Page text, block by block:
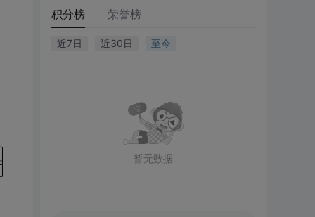
积分榜 荣誉榜
近7日 近30日 至今
暂无数据